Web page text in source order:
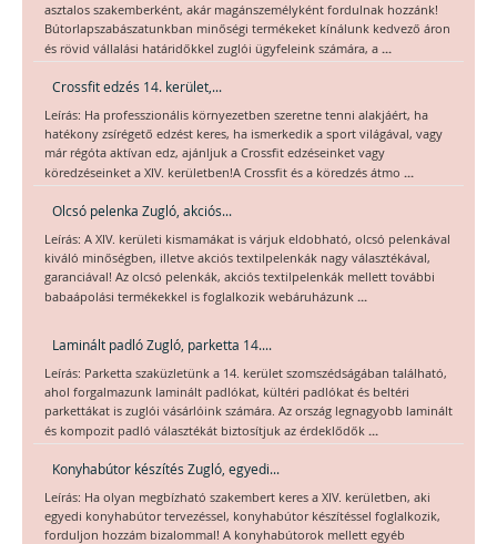
asztalos szakemberként, akár magánszemélyként fordulnak hozzánk!
Bútorlapszabászatunkban minőségi termékeket kínálunk kedvező áron
és rövid vállalási határidőkkel zuglói ügyfeleink számára, a ...
Crossfit edzés 14. kerület,...
Leírás: Ha professzionális környezetben szeretne tenni alakjáért, ha
hatékony zsírégető edzést keres, ha ismerkedik a sport világával, vagy
már régóta aktívan edz, ajánljuk a Crossfit edzéseinket vagy
köredzéseinket a XIV. kerületben!A Crossfit és a köredzés átmo ...
Olcsó pelenka Zugló, akciós...
Leírás: A XIV. kerületi kismamákat is várjuk eldobható, olcsó pelenkával
kiváló minőségben, illetve akciós textilpelenkák nagy választékával,
garanciával! Az olcsó pelenkák, akciós textilpelenkák mellett további
babaápolási termékekkel is foglalkozik webáruházunk ...
Laminált padló Zugló, parketta 14....
Leírás: Parketta szaküzletünk a 14. kerület szomszédságában található,
ahol forgalmazunk laminált padlókat, kültéri padlókat és beltéri
parkettákat is zuglói vásárlóink számára. Az ország legnagyobb laminált
és kompozit padló választékát biztosítjuk az érdeklődők ...
Konyhabútor készítés Zugló, egyedi...
Leírás: Ha olyan megbízható szakembert keres a XIV. kerületben, aki
egyedi konyhabútor tervezéssel, konyhabútor készítéssel foglalkozik,
forduljon hozzám bizalommal! A konyhabútorok mellett egyéb